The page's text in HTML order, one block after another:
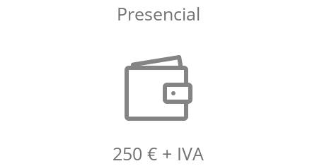
Presencial

250 € + IVA